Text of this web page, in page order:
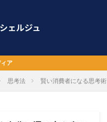
思考法 賢い消費者になる思考